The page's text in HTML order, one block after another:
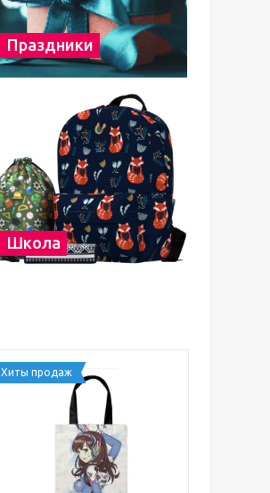
Праздники
Школа
Хиты продаж